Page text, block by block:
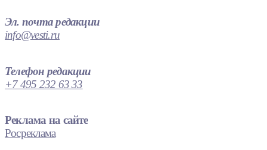
Эл. почта редакции
info@vesti.ru
Телефон редакции
+7 495 232 63 33
Реклама на сайте
Росреклама